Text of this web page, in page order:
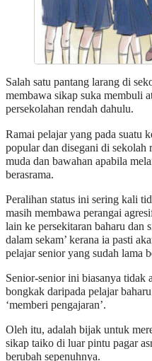
Salah satu pantang larang di
membawa sikap suka membuli
persekolahan rendah dahulu.
Ramai pelajar yang pada suatu
popular dan disegani di
muda dan bawahan apabila
berasrama.
Peralihan status ini sering kali
masih membawa perangai
lain ke persekitaran baharu dan
dalam sekam’ kerana ia pasti
pelajar senior yang sudah lama
Senior-senior ini biasanya tidak
bongkak daripada pelajar
‘memberi pengajaran’.
Oleh itu, adalah bijak untuk
sikap taiko di luar pintu pagar
berubah sepenuhnya.